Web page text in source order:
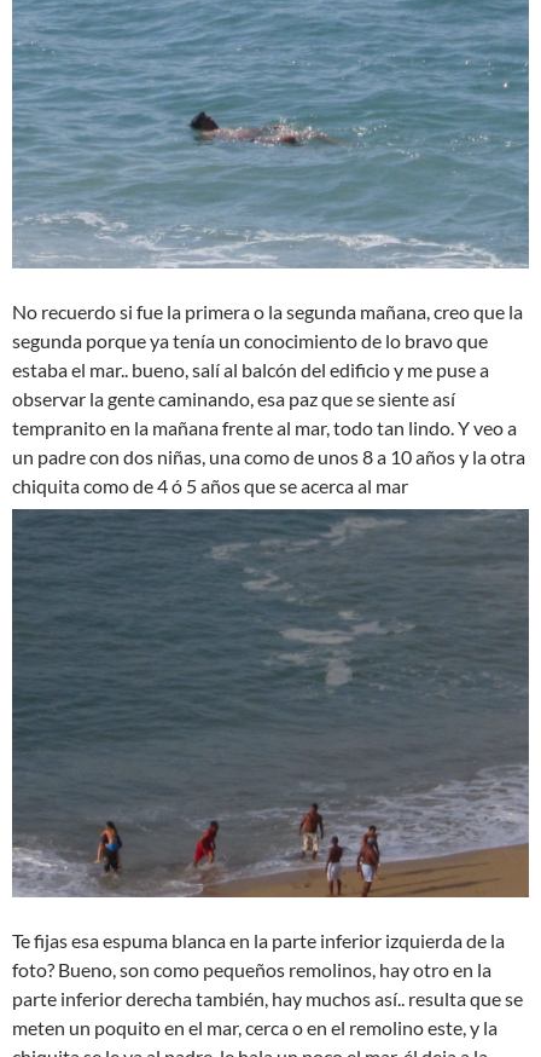
No recuerdo si fue la primera o la segunda mañana, creo que la
segunda porque ya tenía un conocimiento de lo bravo que
estaba el mar.. bueno, salí al balcón del edificio y me puse a
observar la gente caminando, esa paz que se siente así
tempranito en la mañana frente al mar, todo tan lindo. Y veo a
un padre con dos niñas, una como de unos 8 a 10 años y la otra
chiquita como de 4 ó 5 años que se acerca al mar
Te fijas esa espuma blanca en la parte inferior izquierda de la
foto? Bueno, son como pequeños remolinos, hay otro en la
parte inferior derecha también, hay muchos así.. resulta que se
meten un poquito en el mar, cerca o en el remolino este, y la